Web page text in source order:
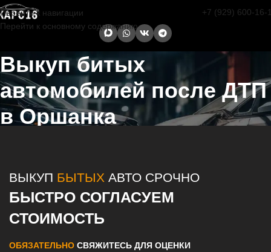
Перейти к навигации
Перейти к основному содержанию
+7 (929) 600-16-
Выкуп битых
автомобилей после ДТП
в Оршанка
ВЫКУП БЫТЫХ АВТО СРОЧНО
БЫСТРО СОГЛАСУЕМ
СТОИМОСТЬ
ОБЯЗАТЕЛЬНО СВЯЖИТЕСЬ ДЛЯ ОЦЕНКИ